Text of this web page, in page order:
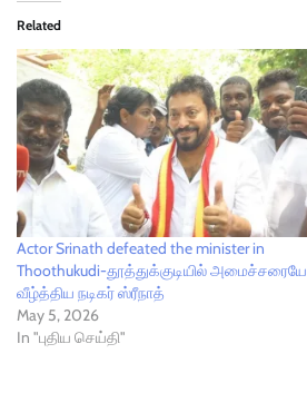
Related
Actor Srinath defeated the minister in
Thoothukudi-தூத்துக்குடியில் அமைச்சரையே
வீழ்த்திய நடிகர் ஸ்ரீநாத்
May 5, 2026
In "புதிய செய்தி"